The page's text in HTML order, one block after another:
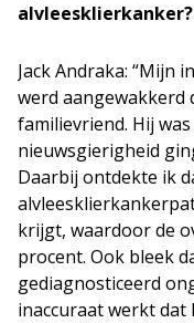
alvleesklierkanker?
Jack Andraka: “Mijn
werd aangewakkerd
familievriend. Hij
nieuwsgierigheid
Daarbij ontdekte ik
krijgt, waardoor de
procent. Ook bleek
gediagnosticeerd
inaccuraat werkt dat